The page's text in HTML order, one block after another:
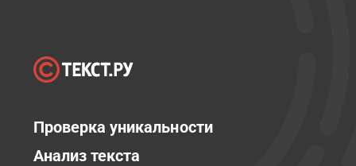
Проверка уникальности
Анализ текста